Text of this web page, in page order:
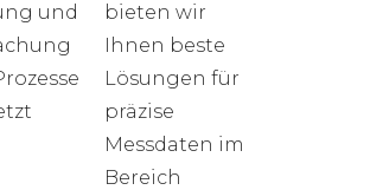
und
bieten wir
Ihnen beste
Lösungen für
präzise
Messdaten im
Bereich